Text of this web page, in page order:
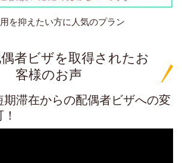
を抑えたい方に人気のプラン
者ビザを取得されたお
客様のお声
期滞在からの配偶者ビザへの変